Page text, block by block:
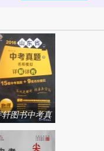
轩图书中考真
加名校模拟详
详析系列答案